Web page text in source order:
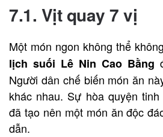
7.1. Vịt quay 7 vị
Một món ngon không thể
lịch suối Lê Nin Cao Bằng
Người dân chế biến món ăn
khác nhau. Sự hòa quyện
đã tạo nên một món ăn độc
dẫn.